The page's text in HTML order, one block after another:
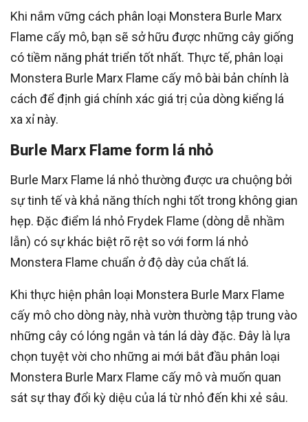
Khi nắm vững cách phân loại Monstera Burle Marx
Flame cấy mô, bạn sẽ sở hữu được những cây giống
có tiềm năng phát triển tốt nhất. Thực tế, phân loại
Monstera Burle Marx Flame cấy mô bài bản chính là
cách để định giá chính xác giá trị của dòng kiểng lá
xa xỉ này.
Burle Marx Flame form lá nhỏ
Burle Marx Flame lá nhỏ thường được ưa chuộng bởi
sự tinh tế và khả năng thích nghi tốt trong không gian
hẹp. Đặc điểm lá nhỏ Frydek Flame (dòng dễ nhầm
lẫn) có sự khác biệt rõ rệt so với form lá nhỏ
Monstera Flame chuẩn ở độ dày của chất lá.
Khi thực hiện phân loại Monstera Burle Marx Flame
cấy mô cho dòng này, nhà vườn thường tập trung vào
những cây có lóng ngắn và tán lá dày đặc. Đây là lựa
chọn tuyệt vời cho những ai mới bắt đầu phân loại
Monstera Burle Marx Flame cấy mô và muốn quan
sát sự thay đổi kỳ diệu của lá từ nhỏ đến khi xẻ sâu.